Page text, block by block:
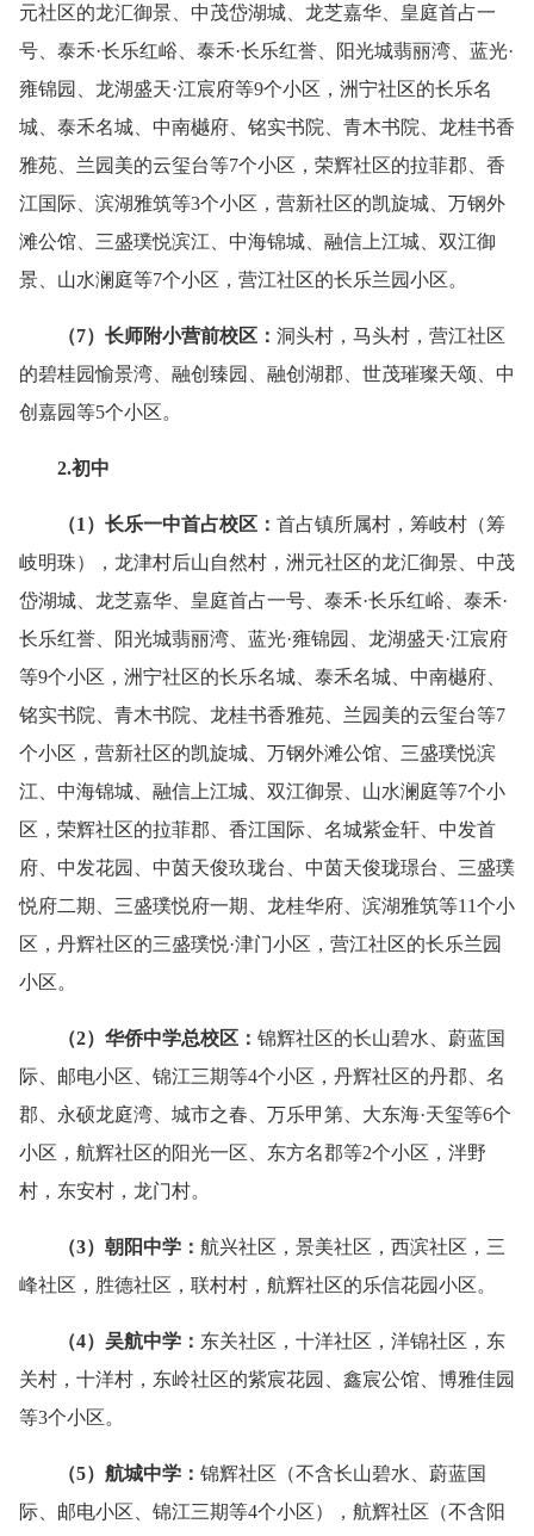
元社区的龙汇御景、中茂岱湖城、龙芝嘉华、皇庭首占一
号、泰禾·长乐红峪、泰禾·长乐红誉、阳光城翡丽湾、蓝光·
雍锦园、龙湖盛天·江宸府等9个小区，洲宁社区的长乐名
城、泰禾名城、中南樾府、铭实书院、青木书院、龙桂书香
雅苑、兰园美的云玺台等7个小区，荣辉社区的拉菲郡、香
江国际、滨湖雅筑等3个小区，营新社区的凯旋城、万钢外
滩公馆、三盛璞悦滨江、中海锦城、融信上江城、双江御
景、山水澜庭等7个小区，营江社区的长乐兰园小区。
（7） 长师附小营前校区： 洞头村，马头村，营江社区
的碧桂园愉景湾、融创臻园、融创湖郡、世茂璀璨天颂、中
创嘉园等5个小区。
2.初中
（1 ） 长乐一中首占校区： 首占镇所属村，筹岐村（筹
岐明珠），龙津村后山自然村，洲元社区的龙汇御景、中茂
岱湖城、龙芝嘉华、皇庭首占一号、泰禾·长乐红峪、泰禾·
长乐红誉、阳光城翡丽湾、蓝光·雍锦园、龙湖盛天·江宸府
等9个小区，洲宁社区的长乐名城、泰禾名城、中南樾府、
铭实书院、青木书院、龙桂书香雅苑、兰园美的云玺台等7
个小区，营新社区的凯旋城、万钢外滩公馆、三盛璞悦滨
江、中海锦城、融信上江城、双江御景、山水澜庭等7个小
区，荣辉社区的拉菲郡、香江国际、名城紫金轩、中发首
府、中发花园、中茵天俊玖珑台、中茵天俊珑璟台、三盛璞
悦府二期、三盛璞悦府一期、龙桂华府、滨湖雅筑等11个小
区，丹辉社区的三盛璞悦·津门小区，营江社区的长乐兰园
小区。
（2） 华侨中学总校区 ： 锦辉社区的长山碧水、蔚蓝国
际、邮电小区、锦江三期等4个小区，丹辉社区的丹郡、名
郡、永硕龙庭湾、城市之春、万乐甲第、大东海·天玺等6个
小区，航辉社区的阳光一区、东方名郡等2个小区，泮野
村，东安村，龙门村。
（3） 朝阳中学： 航兴社区，景美社区，西滨社区，三
峰社区，胜德社区，联村村，航辉社区的乐信花园小区。
（4） 吴航中学： 东关社区，十洋社区，洋锦社区，东
关村，十洋村，东岭社区的紫宸花园、鑫宸公馆、博雅佳园
等3个小区。
（5） 航城中学： 锦辉社区（不含长山碧水、蔚蓝国
际、邮电小区、锦江三期等4个小区），航辉社区（不含阳